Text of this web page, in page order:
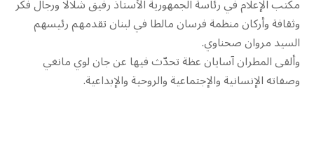
مكتب الإعلام في رئاسة الجمهورية الأستاذ رفيق شلالا ورجال فكر
وثقافة وأركان منظمة فرسان مالطا في لبنان تقدمهم رئيسهم
السيد مروان صحناوي.
وألقى المطران آسايان عظة تحدّث فيها عن جان لوي مانغي
وصفاته الإنسانية والإجتماعية والروحية والإبداعية.